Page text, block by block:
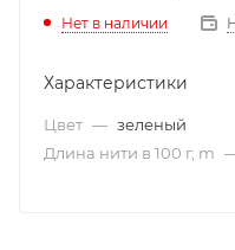
Нет в наличии
Характеристики
Цвет — зеленый
Длина нити в 100 г, m